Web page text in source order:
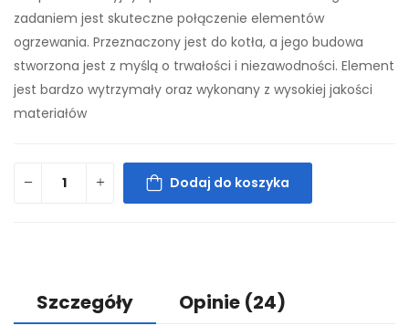
zadaniem jest skuteczne połączenie elementów
ogrzewania. Przeznaczony jest do kotła, a jego budowa
stworzona jest z myślą o trwałości i niezawodności. Element
jest bardzo wytrzymały oraz wykonany z wysokiej jakości
materiałów
Dodaj do koszyka
Szczegóły Opinie (24)